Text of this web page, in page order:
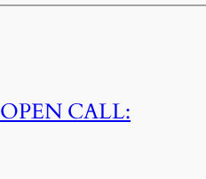
OPEN CALL: